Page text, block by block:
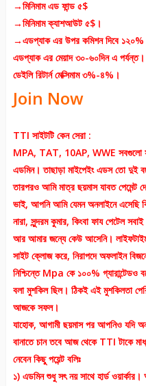
→মিনিমাম এড ফান্ড ৫$
→মিনিমাম ক্যাশআউট ৫$।
→এডপ্যাক এর উপর কমিশন দিবে ১২০%
এডপ্যাক এর মেয়াদ ৩০-৬০দিন এ পর্যন্ত।
ডেইলি রিটার্ন মেক্সিমাম ৩%-৪%।
Join Now
TTI সাইটটি কেন সেরা :
MPA, TAT, 10AP, WWE সবগুলো
এডমিন। তাছাড়া মাইপেইং এডস তো দুই
তারপরও আমি মাত্র ছয়মাস যাবত পেমেন্ট
ভাই, আপনি আমি যেমন অনলাইনে এসেছি
নারা, সুন্দরম কুমার, কিংবা ফায পেটেল
আর আমার জন্যে কেউ আসেনি। লাইফটাইম
সাইট ক্লোজ করে, নিরাপদে অফলাইন
নিশ্চিন্তে Mpa কে ১০০% গ্যারান্টেডও
বলা মুশকিল ছিল। ঠিকই এই মুশকিলতা
আজকে সফল।
যাহোক, আগামী ছয়মাস পর আপনিও যদি
বানাতে চান তবে আজ থেকে TTI টাকে
নেবেন কিছু পয়েন্ট বলিঃ
১) এডমিন শুধু সৎ নয় সাথে হার্ড ওয়ার্কার।